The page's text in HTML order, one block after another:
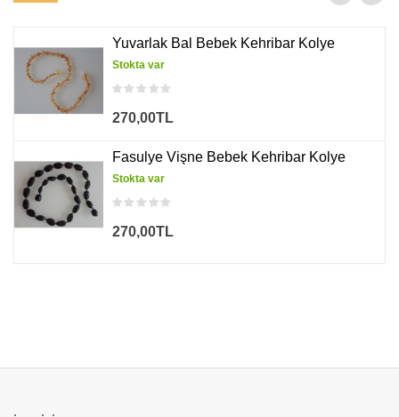
Yuvarlak Bal Bebek Kehribar Kolye
Stokta var
270,00TL
Fasulye Vişne Bebek Kehribar Kolye
Stokta var
270,00TL